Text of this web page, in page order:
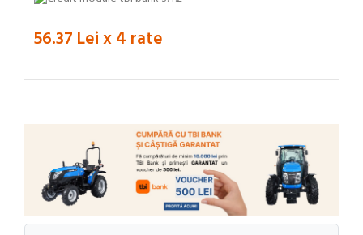
56.37 Lei x 4 rate